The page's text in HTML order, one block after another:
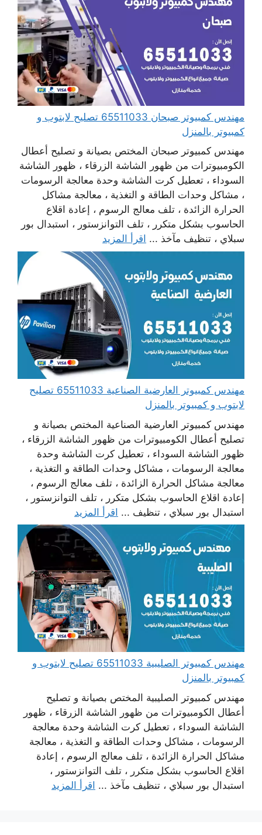
مهندس كمبيوتر صبحان 65511033 تصليح لابتوب و
كمبيوتر بالمنزل
مهندس كمبيوتر صبحان المختص بصيانة و تصليح أعطال
الكومبيوترات من ظهور الشاشة الزرقاء ، ظهور الشاشة
السوداء ، تعطيل كرت الشاشة وحدة معالجة الرسومات
، مشاكل وحدات الطاقة و التغذية ، معالجة مشاكل
الحرارة الزائدة ، تلف معالج الرسوم ، إعادة اقلاع
الحاسوب بشكل متكرر ، تلف التوانزستور ، استبدال بور
سبلاي ، تنظيف مآخذ ... اقرأ المزيد
مهندس كمبيوتر العارضية الصناعية 65511033 تصليح
لابتوب و كمبيوتر بالمنزل
مهندس كمبيوتر العارضية الصناعية المختص بصيانة و
تصليح أعطال الكومبيوترات من ظهور الشاشة الزرقاء ،
ظهور الشاشة السوداء ، تعطيل كرت الشاشة وحدة
معالجة الرسومات ، مشاكل وحدات الطاقة و التغذية ،
معالجة مشاكل الحرارة الزائدة ، تلف معالج الرسوم ،
إعادة اقلاع الحاسوب بشكل متكرر ، تلف التوانزستور ،
استبدال بور سبلاي ، تنظيف ... اقرأ المزيد
مهندس كمبيوتر الصليبية 65511033 تصليح لابتوب و
كمبيوتر بالمنزل
مهندس كمبيوتر الصليبية المختص بصيانة و تصليح
أعطال الكومبيوترات من ظهور الشاشة الزرقاء ، ظهور
الشاشة السوداء ، تعطيل كرت الشاشة وحدة معالجة
الرسومات ، مشاكل وحدات الطاقة و التغذية ، معالجة
مشاكل الحرارة الزائدة ، تلف معالج الرسوم ، إعادة
اقلاع الحاسوب بشكل متكرر ، تلف التوانزستور ،
استبدال بور سبلاي ، تنظيف مآخذ ... اقرأ المزيد